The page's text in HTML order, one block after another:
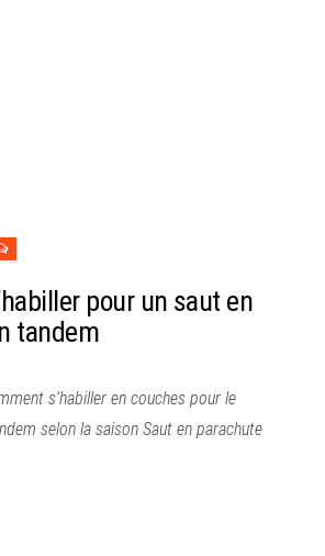
pour un saut en
tandem
s’habiller en couches pour le
selon la saison Saut en parachute